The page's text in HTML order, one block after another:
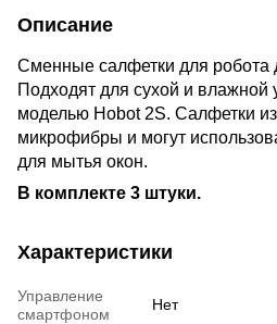
Описание
Сменные салфетки для робота
Подходят для сухой и
моделью Hobot 2S. Салфетки
микрофибры и могут
для мытья окон.
В комплекте 3 штуки.
Характеристики
Управление
смартфоном
Нет